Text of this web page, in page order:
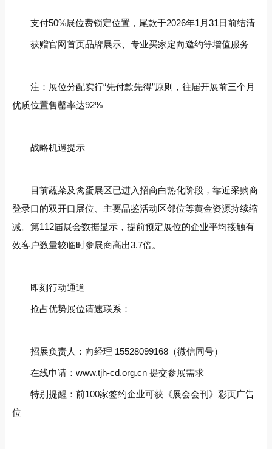
支付50%展位费锁定位置，尾款于2026年1月31日前结清
获赠官网首页品牌展示、专业买家定向邀约等增值服务
注‌：展位分配实行“先付款先得”原则，往届开展前三个月
优质位置售罄率达92%
战略机遇提示
目前‌蔬菜及禽蛋展区‌已进入招商白热化阶段，‌靠近采购商
登录口的双开口展位‌、‌主要品鉴活动区邻位‌等黄金资源持续缩
减。第112届展会数据显示，提前预定展位的企业平均接触有
效客户数量较临时参展商高出3.7倍。
即刻行动通道‌
抢占优势展位请速联系：
招展负责人：向经理 15528099168（微信同号）
在线申请：www.tjh-cd.org.cn 提交参展需求
特别提醒：前100家签约企业可获《展会会刊》彩页广告
位